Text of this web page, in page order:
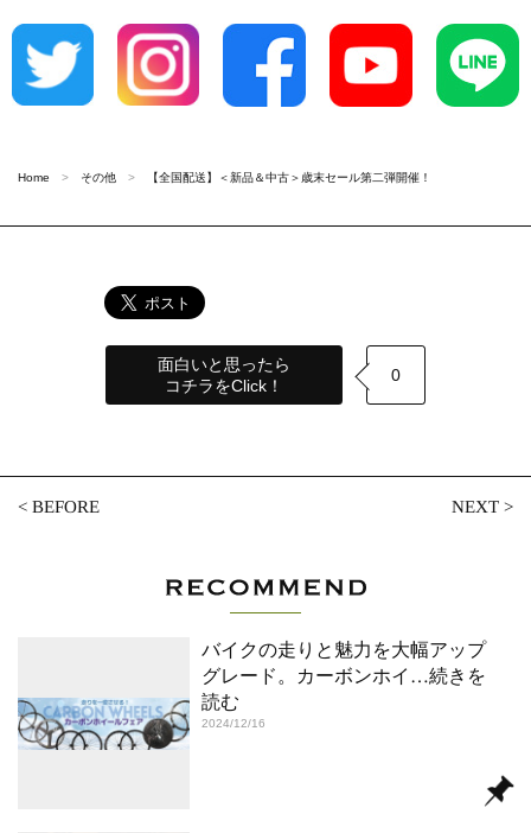
Home その他 【全国配送】＜新品＆中古＞歳末セール第二弾開催！
面白いと思ったら
コチラをClick！
0
<BEFORE NEXT>
バイクの走りと魅力を大幅アップ
グレード。カーボンホイ …続きを
読む
2024/12/16